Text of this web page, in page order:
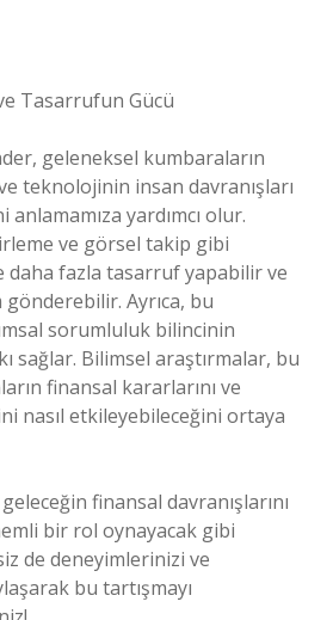
Tasarrufun Gücü
geleneksel kumbaraların
teknolojinin insan davranışları
yardımcı olur.
ve görsel takip gibi
daha fazla tasarruf yapabilir ve
gönderebilir. Ayrıca, bu
sorumluluk bilincinin
sağlar. Bilimsel araştırmalar, bu
finansal kararlarını ve
nasıl etkileyebileceğini ortaya
finansal davranışlarını
bir rol oynayacak gibi
de deneyimlerinizi ve
bu tartışmayı